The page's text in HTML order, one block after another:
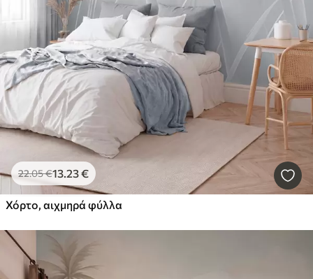
22.05€13 .23€
Χόρτο, αιχμηρά φύλλα